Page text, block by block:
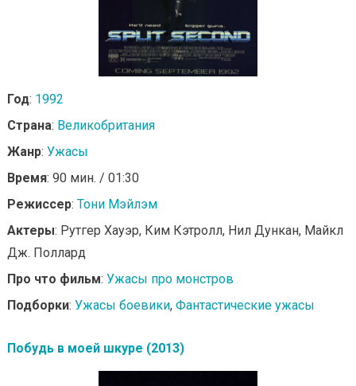
Год: 1992
Страна: Великобритания
Жанр: Ужасы
Время: 90 мин. / 01:30
Режиссер: Тони Мэйлэм
Актеры: Рутгер Хауэр, Ким Кэтролл, Нил Дункан, Майкл
Дж. Поллард
Про что фильм: Ужасы про монстров
Подборки: Ужасы боевики, Фантастические ужасы
Побудь в моей шкуре (2013)